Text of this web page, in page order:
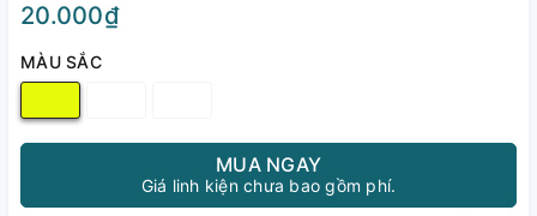
20.000₫
MÀU SẮC
MUA NGAY
Giá linh kiện chưa bao gồm phí.